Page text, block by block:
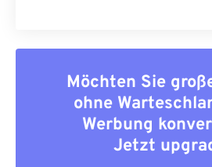
Möchten Sie
ohne
Werbung
Jetzt